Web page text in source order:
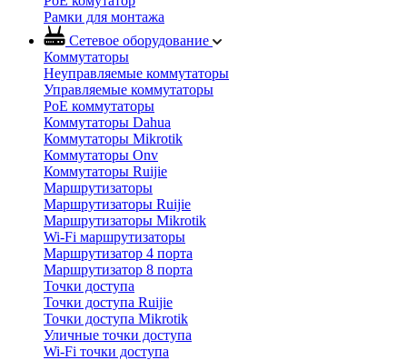
Рамки для монтажа
Сетевое оборудование
Коммутаторы
Неуправляемые коммутаторы
Управляемые коммутаторы
PoE коммутаторы
Коммутаторы Dahua
Коммутаторы Mikrotik
Коммутаторы Onv
Коммутаторы Ruijie
Маршрутизаторы
Маршрутизаторы Ruijie
Маршрутизаторы Mikrotik
Wi-Fi маршрутизаторы
Маршрутизатор 4 порта
Маршрутизатор 8 порта
Точки доступа
Точки доступа Ruijie
Точки доступа Mikrotik
Уличные точки доступа
Wi-Fi точки доступа